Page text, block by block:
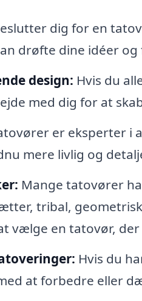
dig for en
drøfte dine idéer
design: Hvis du
med dig for at
er eksperter i
mere livlig og
Mange tatovører
tribal,
vælge en tatovør,
Hvis du
at forbedre eller